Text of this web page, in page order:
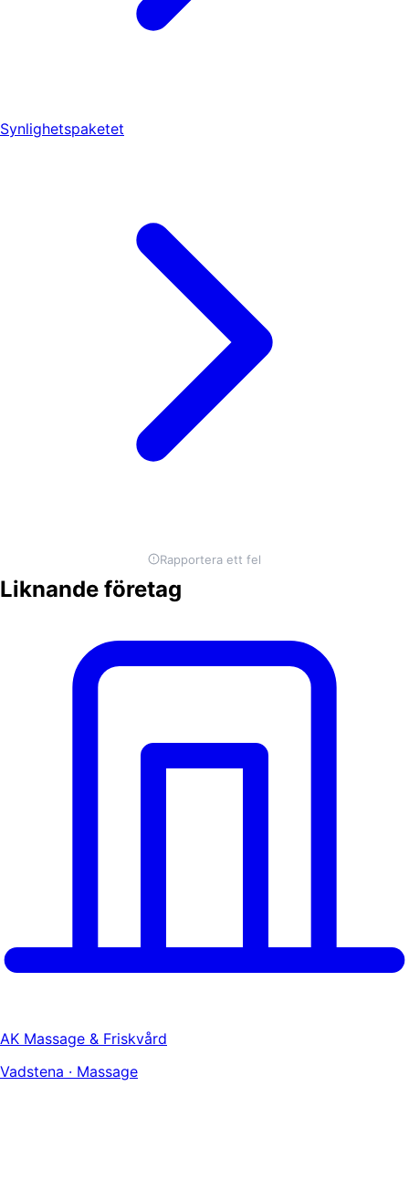
Synlighetspaketet
Rapportera ett fel
Liknande företag
AK Massage & Friskvård
Vadstena · Massage